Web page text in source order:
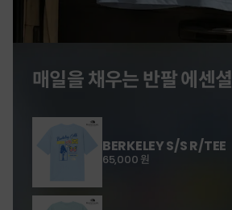
매일을 채우는 반팔 에센셜
BERKELEY S/S R/TEE
65,000 원